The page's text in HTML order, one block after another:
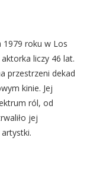
1979 roku w Los
liczy 46 lat.
przestrzeni dekad
kinie. Jej
ról, od
jej